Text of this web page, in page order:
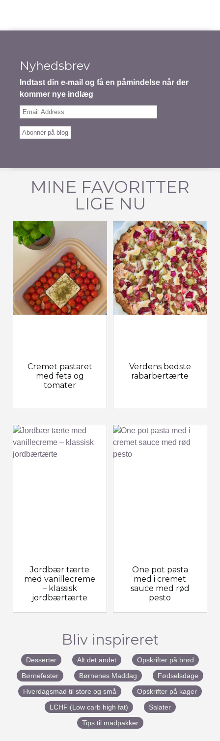
Nyhedsbrev
Indtast din e-mail og få en påmindelse når der
kommer nye indlæg
Email
Abonnér på blog
MINE FAVORITTER
LIGE NU
Cremet pastaret
med feta og
tomater
Jordbær tærte
med vanillecreme
– klassisk
jordbærtærte
Verdens bedste
rabarbertærte
One pot pasta
med i cremet
sauce med rød
pesto
Bliv inspireret
Desserter Alt det andet
Opskrifter på brød
Børnefester
Børnenes Maddag
Fødselsdage
Hverdagsmad til store og små
Opskrifter på kager
LCHF (Low carb high fat)
Salater
Tips til madpakker